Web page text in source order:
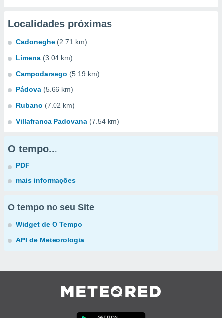
Localidades próximas
Cadoneghe (2.71 km)
Limena (3.04 km)
Campodarsego (5.19 km)
Pádova (5.66 km)
Rubano (7.02 km)
Villafranca Padovana (7.54 km)
O tempo...
PDF
mais informações
O tempo no seu Site
Widget de O Tempo
API de Meteorologia